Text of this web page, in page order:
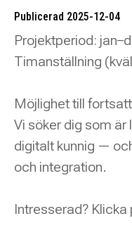
Publicerad 2025-12-04
Projektperiod:
Timanställning
Möjlighet till
Vi söker dig som
digitalt kunnig —
och integration.
Intresserad?